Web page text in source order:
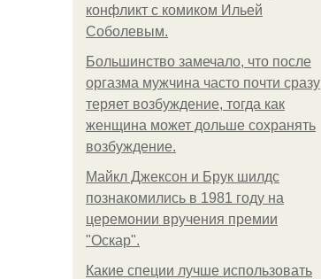
конфликт с комиком Ильей
Соболевым.
Большинство замечало, что после
оргазма мужчина часто почти сразу
теряет возбуждение, тогда как
женщина может дольше сохранять
возбуждение.
Майкл Джексон и Брук шилдс
познакомились в 1981 году на
церемонии вручения премии
"Оскар".
Какие специи лучше использовать